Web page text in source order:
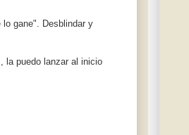
gane". Desblindar y
la puedo lanzar al inicio